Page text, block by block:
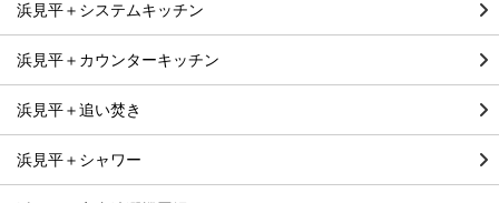
浜見平＋システムキッチン
浜見平＋カウンターキッチン
浜見平＋追い焚き
浜見平＋シャワー